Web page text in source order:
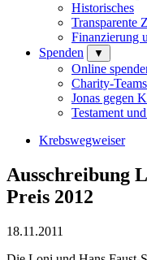
Historisches
Transparente
Finanzierung
Spenden
▼
Online
Charity-
Jonas gegen
Testament
Krebswegweiser
Ausschreibung
Preis 2012
18.11.2011